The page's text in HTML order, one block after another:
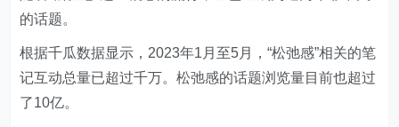
的话题。
根据千瓜数据显示，2023年1月至5月，“松弛感”相关的笔
记互动总量已超过千万。松弛感的话题浏览量目前也超过
了10亿。